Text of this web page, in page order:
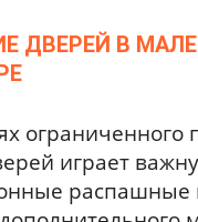
ДВЕРЕЙ В
ограниченного
играет
распашные